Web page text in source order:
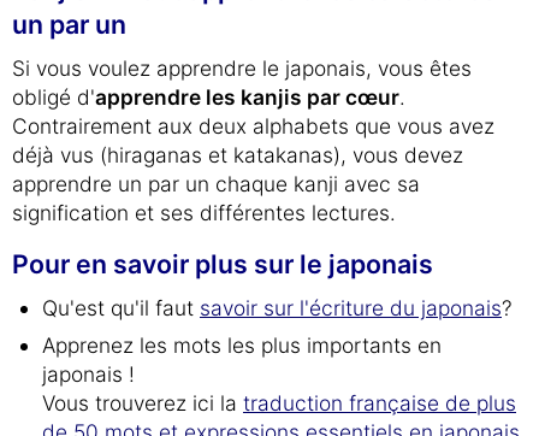
un par un
Si vous voulez apprendre le japonais, vous êtes
obligé d'apprendre les kanjis par cœur.
Contrairement aux deux alphabets que vous avez
déjà vus (hiraganas et katakanas), vous devez
apprendre un par un chaque kanji avec sa
signification et ses différentes lectures.
Pour en savoir plus sur le japonais
Qu'est qu'il faut savoir sur l'écriture du japonais?
Apprenez les mots les plus importants en
japonais !
Vous trouverez ici la traduction française de plus